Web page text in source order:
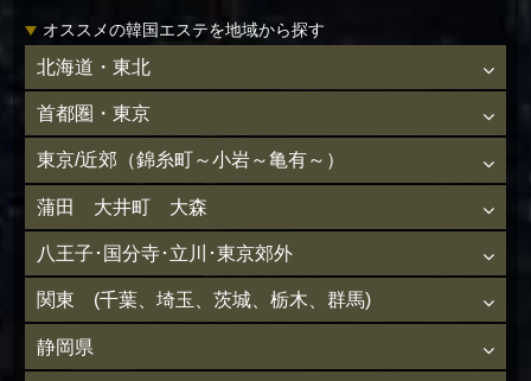
オススメの韓国エステを地域から探す
北海道・東北
首都圏・東京
東京/近郊（錦糸町～小岩～亀有～）
蒲田 大井町 大森
八王子･国分寺･立川･東京郊外
関東 (千葉、埼玉、茨城、栃木、群馬)
静岡県